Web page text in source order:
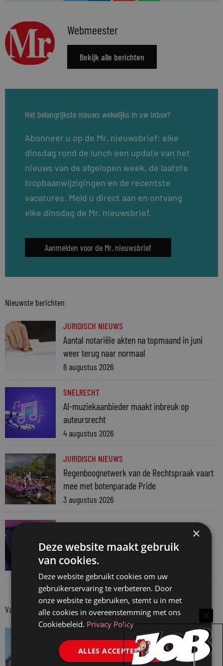
Webmeester
Bekijk alle berichten
Het belangrijkste nieuws wekelijks in uw inbox?
Abonneer u op de Mr. nieuwsbrief: elke
dinsdag rond de lunch een update van het
nieuws van de afgelopen week, de laatste
loopbaanwijzigingen en de recentste
vacatures. Meld u direct aan en ontvang
elke dinsdag de Mr. nieuwsbrief.
Aanmelden voor de Mr. nieuwsbrief
Nieuwste berichten
JURIDISCH NIEUWS
Aantal notariële akten na topmaand in juni
weer terug naar normaal
6 augustus 2026
SNELRECHT
AI-muziekaanbieder maakt inbreuk op
auteursrecht
4 augustus 2026
JURIDISCH NIEUWS
Regenboognetwerk van de Rechtspraak vaart
mee met botenparade Pride
3 augustus 2026
JURIDISCH NIEUWS
Verschoningsgerechtigde info gemaakt door
AI? Dan niet langer vertrouwelijk
31 juli 2026
Van onze kennispartners
VAN ONZE KENNISPARTNERS
Van praktijk naar bewijs: hoe onderbouw je
keuzes tijdens een Wwft-audit?
×
Deze website maakt gebruik
van cookies.
Deze website gebruikt cookies om uw
gebruikerservaring te verbeteren. Door
onze website te gebruiken, stemt u in met
alle cookies in overeenstemming met ons
Cookiebeleid. Privacy Policy
ALLES ACCEPTEREN